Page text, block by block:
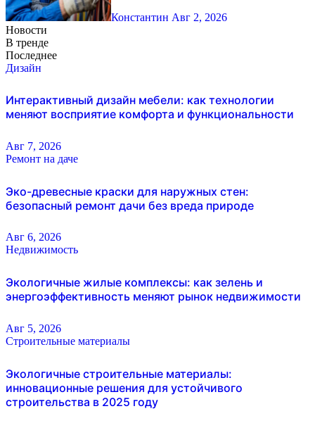
Константин Авг 2, 2026
Новости
В тренде
Последнее
Дизайн
Интерактивный дизайн мебели: как технологии
меняют восприятие комфорта и функциональности
Авг 7, 2026
Ремонт на даче
Эко-древесные краски для наружных стен:
безопасный ремонт дачи без вреда природе
Авг 6, 2026
Недвижимость
Экологичные жилые комплексы: как зелень и
энергоэффективность меняют рынок недвижимости
Авг 5, 2026
Строительные материалы
Экологичные строительные материалы:
инновационные решения для устойчивого
строительства в 2025 году